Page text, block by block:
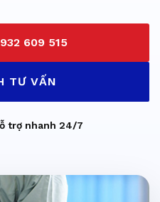
609 515
TƯ VẤN
trợ nhanh 24/7